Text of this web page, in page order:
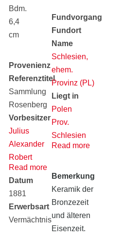
Bdm.
6,4
cm
Provenienz
Referenztitel
Sammlung
Rosenberg
Vorbesitzer
Julius
Alexander
Robert
Rosenberg
Read more
Datum
1881
Erwerbsart
Vermächtnis
Fundvorgang
Fundort
Name
Schlesien,
ehem.
Provinz (PL)
Liegt in
Polen
Prov.
Schlesien
(alt)
Read more
Bemerkung
Keramik der
Bronzezeit
und älteren
Eisenzeit.